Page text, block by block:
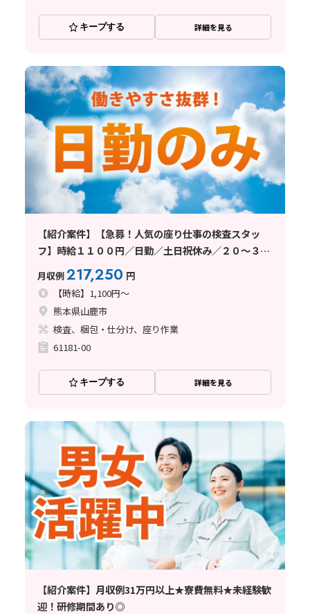
キープする 詳細を見る
【紹介案件】【急募！人気の座り仕事の検査スタッ
フ】時給１１００円／日勤／土日祝休み／２０～３０
代未経験者活躍中
月収例217,250 円
【時給】1,100円～
熊本県山鹿市
検査、梱包・仕分け、座り作業
61181-00
キープする 詳細を見る
【紹介案件】月収例31万円以上★寮費無料★未経験歓
迎！研修期間あり◎